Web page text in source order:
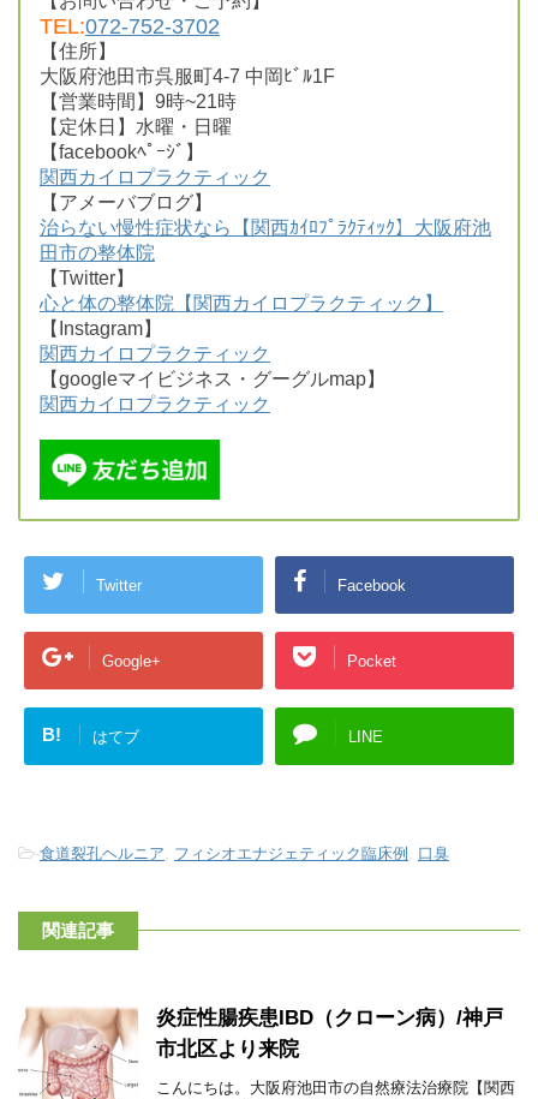
TEL:072-752-3702
【住所】
大阪府池田市呉服町4-7 中岡ﾋﾞﾙ1F
【営業時間】9時~21時
【定休日】水曜・日曜
【facebookﾍﾟｰｼﾞ】
関西カイロプラクティック
【アメーバブログ】
治らない慢性症状なら【関西ｶｲﾛﾌﾟﾗｸﾃｨｯｸ】大阪府池
田市の整体院
【Twitter】
心と体の整体院【関西カイロプラクティック】
【Instagram】
関西カイロプラクティック
【googleマイビジネス・グーグルmap】
関西カイロプラクティック
Twitter Facebook
Google+ Pocket
B! はてブ LINE
-食道裂孔ヘルニア, フィシオエナジェティック臨床例 , 口臭
関連記事
炎症性腸疾患IBD（クローン病）/神戸
市北区より来院
こんにちは。大阪府池田市の自然療法治療院【関西